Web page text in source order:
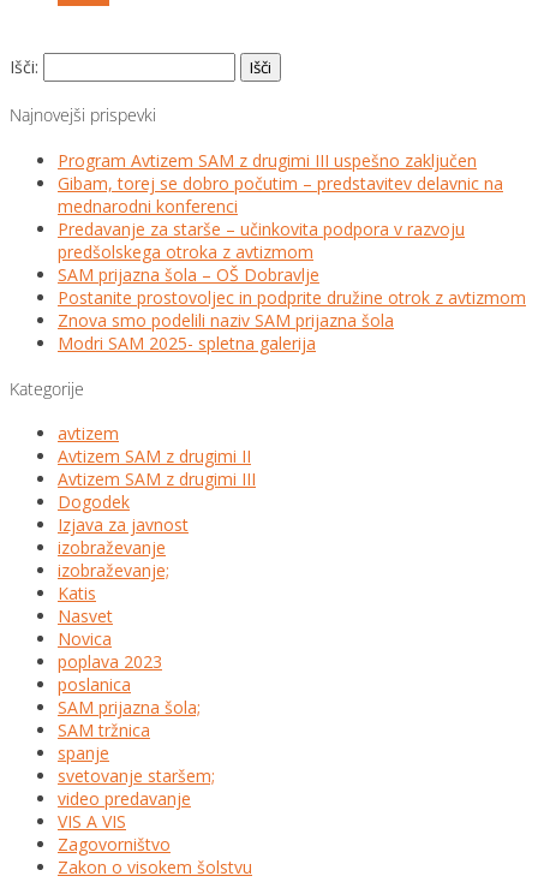
Išči:
Najnovejši prispevki
Program Avtizem SAM z drugimi III uspešno zaključen
Gibam, torej se dobro počutim – predstavitev delavnic na
mednarodni konferenci
Predavanje za starše – učinkovita podpora v razvoju
predšolskega otroka z avtizmom
SAM prijazna šola – OŠ Dobravlje
Postanite prostovoljec in podprite družine otrok z avtizmom
Znova smo podelili naziv SAM prijazna šola
Modri SAM 2025- spletna galerija
Kategorije
avtizem
Avtizem SAM z drugimi II
Avtizem SAM z drugimi III
Dogodek
Izjava za javnost
izobraževanje
izobraževanje;
Katis
Nasvet
Novica
poplava 2023
poslanica
SAM prijazna šola;
SAM tržnica
spanje
svetovanje staršem;
video predavanje
VIS A VIS
Zagovorništvo
Zakon o visokem šolstvu